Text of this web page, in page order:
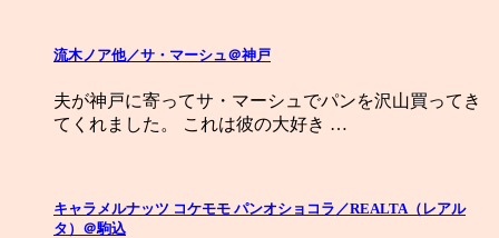
流木ノア他／サ・マーシュ＠神戸
夫が神戸に寄ってサ・マーシュでパンを沢山買ってき
てくれました。 これは彼の大好き …
キャラメルナッツ コケモモ パンオショコラ／REALTA（レアル
タ）＠駒込